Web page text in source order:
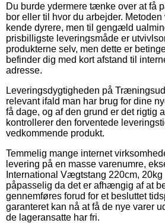
Du burde ydermere tænke over at få
bor eller til hvor du arbejder.
kende dyrere, men til gengæld
prisbilligste leveringsmåde er
produkterne selv, men dette er
befinder dig med kort afstand til
adresse.
Leveringsdygtigheden på
relevant ifald man har brug for dine
få dage, og af den grund er det rigtig
kontrollerer den forventede
vedkommende produkt.
Temmelig mange internet
levering på en masse varenumre,
International Vægtstang 220cm,
påpasselig da det er afhængig af at
gennemføres forud for et besluttet
garanteret kan nå at få de nye varer
de lageransatte har fri.